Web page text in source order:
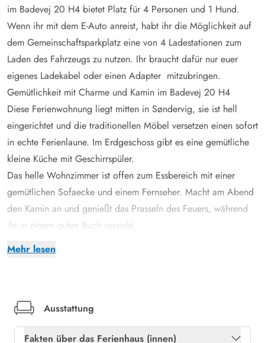
Mehr lesen
im Badevej 20 H4 bietet Platz für 4 Personen und 1 Hund.
Wenn ihr mit dem E-Auto anreist, habt ihr die Möglichkeit auf
dem Gemeinschaftsparkplatz eine von 4 Ladestationen zum
Laden des Fahrzeugs zu nutzen. Ihr braucht dafür nur euer
eigenes Ladekabel oder einen Adapter mitzubringen.
Gemütlichkeit mit Charme und Kamin im Badevej 20 H4
Diese Ferienwohnung liegt mitten in Søndervig, sie ist hell
eingerichtet und die traditionellen Möbel versetzen einen sofort
in echte Ferienlaune. Im Erdgeschoss gibt es eine gemütliche
kleine Küche mit Geschirrspüler.
Das helle Wohnzimmer ist offen zum Essbereich mit einer
gemütlichen Sofaecke und einem Fernseher. Macht am Abend
den Kamin an und genießt das Prasseln des Feuers, während
ihr in einem guten Buch versinkt.
Das große Badezimmer mit Whirlpool, Sauna und
könnt ihr euch über die Waschmaschine und den Trockner
freuen. Im 1. Stock befinden sich die 2 Schlafzimmer, beide
Ausstattung
Fakten über das Ferienhaus (innen)